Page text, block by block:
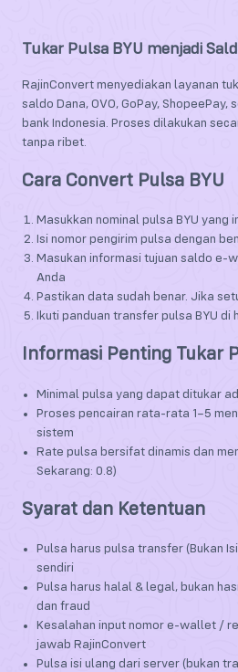
Tukar Pulsa BYU menjadi
RajinConvert menyediakan layanan
saldo Dana, OVO, GoPay,
bank Indonesia. Proses dilakukan
tanpa ribet.
Cara Convert Pulsa BYU
Masukkan nominal pulsa BYU yang
Isi nomor pengirim pulsa dengan
Masukan informasi tujuan saldo e-
Anda
Pastikan data sudah benar. Jika
Ikuti panduan transfer pulsa BYU di
Informasi Penting Tukar
Minimal pulsa yang dapat ditukar
Proses pencairan rata-rata 1–5
sistem
Rate pulsa bersifat dinamis dan
Sekarang: 0.8)
Syarat dan Ketentuan
Pulsa harus pulsa transfer (Bukan
sendiri
Pulsa harus halal & legal, bukan
dan fraud
Kesalahan input nomor e-wallet /
jawab RajinConvert
Pulsa isi ulang dari server (bukan